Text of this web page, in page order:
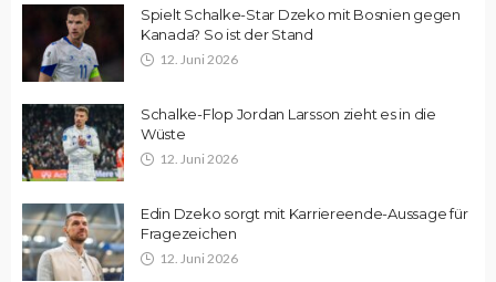
Spielt Schalke-Star Dzeko mit Bosnien gegen
Kanada? So ist der Stand
12. Juni 2026
Schalke-Flop Jordan Larsson zieht es in die
Wüste
12. Juni 2026
Edin Dzeko sorgt mit Karriereende-Aussage für
Fragezeichen
12. Juni 2026